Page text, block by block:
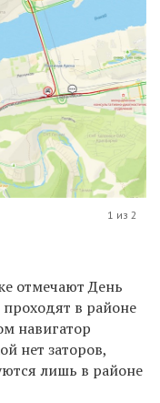
1 из 2
отмечают День
в районе
навигатор
нет заторов,
лишь в районе